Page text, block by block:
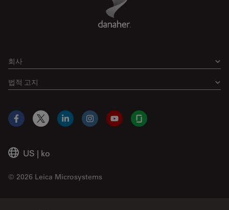
회사
법적 고지
US | ko
© 2026 Leica Microsystems
Facebook
X LinkedInInstagramYouTubeGlassdoor